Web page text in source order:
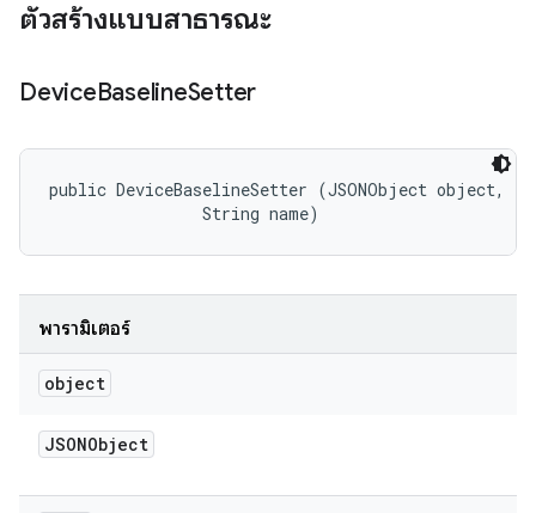
ตัวสร้างแบบสาธารณะ
DeviceBaselineSetter
public DeviceBaselineSetter (JSONObject object,
                String name)
พารามิเตอร์
object
JSONObject